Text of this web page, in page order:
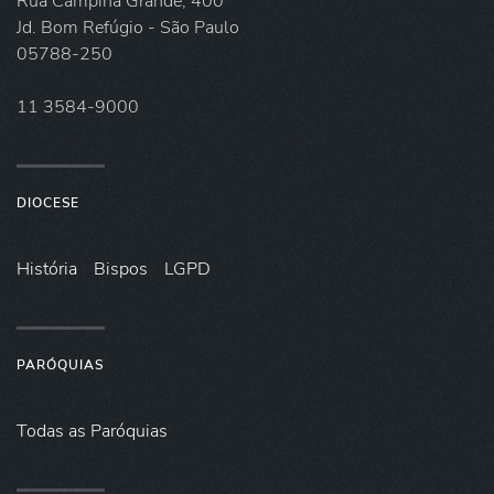
Jd. Bom Refúgio - São Paulo
05788-250
11 3584-9000
DIOCESE
História Bispos LGPD
PARÓQUIAS
Todas as Paróquias